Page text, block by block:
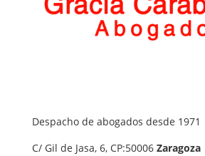
Despacho de abogados desde 1971
C/ Gil de Jasa, 6, CP:50006 Zaragoza